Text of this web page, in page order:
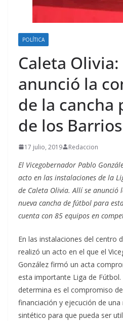
POLÍTICA
Caleta
anunció la
de la cancha
de los Barrios
17 julio, 2019 Redaccion
El Vicegobernador Pablo
acto en las instalaciones de la
de Caleta Olivia. Allí se anunció
nueva cancha de fútbol para
cuenta con 85 equipos en
En las instalaciones del centro
realizó un acto en el que el
González firmó un acta
esta importante Liga de
determina es el compromiso
financiación y ejecución de una
sintético para que pueda ser